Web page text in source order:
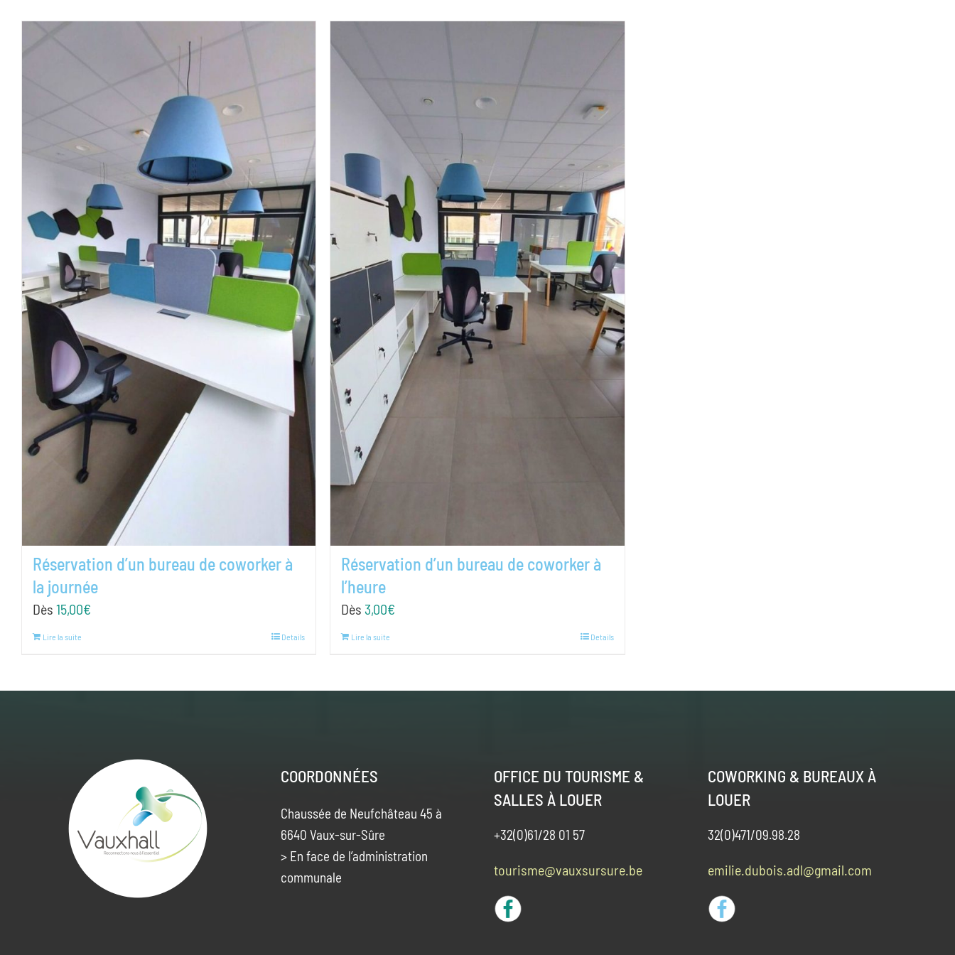
Réservation d’un bureau de coworker à
la journée
Dès 15,00€
Lire la suite Details
Réservation d’un bureau de coworker à
l’heure
Dès 3,00€
Lire la suite Details
COORDONNÉES
Chaussée de Neufchâteau 45 à
6640 Vaux-sur-Sûre
> En face de l’administration
communale
OFFICE DU TOURISME &
SALLES À LOUER
+32(0)61/28 01 57
tourisme@vauxsursure.be
COWORKING & BUREAUX À
LOUER
32(0)471/09.98.28
emilie.dubois.adl@gmail.com